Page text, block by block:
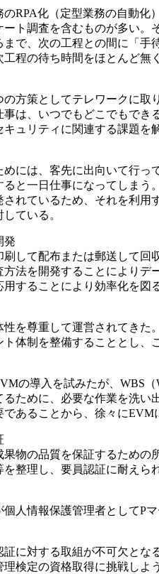
RPA化（定型業務の自動化）
ト調査を含むものが多い。
で、次の工程との間に「
程の待ち時間をほとんど無
方策としてテレワークに取
は、いつでもどこでもで
ュリティに関連する課題
には、客先に出向いて行っ
と一日仕事になってしま
れているため、それを利
ている。
発
して配布または郵送して回
法を開発することにより
することにより効率化を図
を尊重して運営されてきた
体制を整備することとし、
の導入を試みたが、WBS（
ために、必要な作業を洗
あることから、徐々に
物の品質を保証するための
整理し、要員認証に耐え
人情報保護管理者としてP
に対する取組が不可欠とな
検定の資格取得に挑戦し